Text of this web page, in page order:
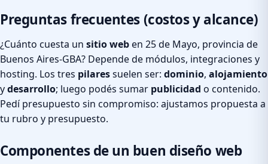
Preguntas frecuentes (costos y alcance)
¿Cuánto cuesta un sitio weben 25 de Mayo, provincia de
Buenos Aires-GBA? Depende de módulos, integraciones y
hosting. Los tres pilaressuelen ser: dominio, alojamiento
ydesarrollo; luego podés sumar publicidad o contenido.
Pedí presupuesto sin compromiso: ajustamos propuesta a
tu rubro y presupuesto.
Componentes de un buen diseño web